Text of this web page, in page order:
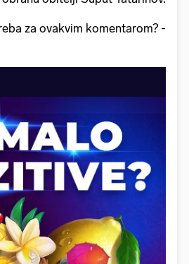
za ovakvim komentarom? -